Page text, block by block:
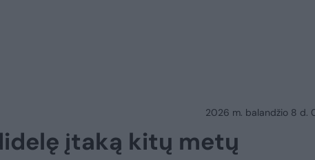
2026 m. balandžio 8 d.
įtaką kitų metų